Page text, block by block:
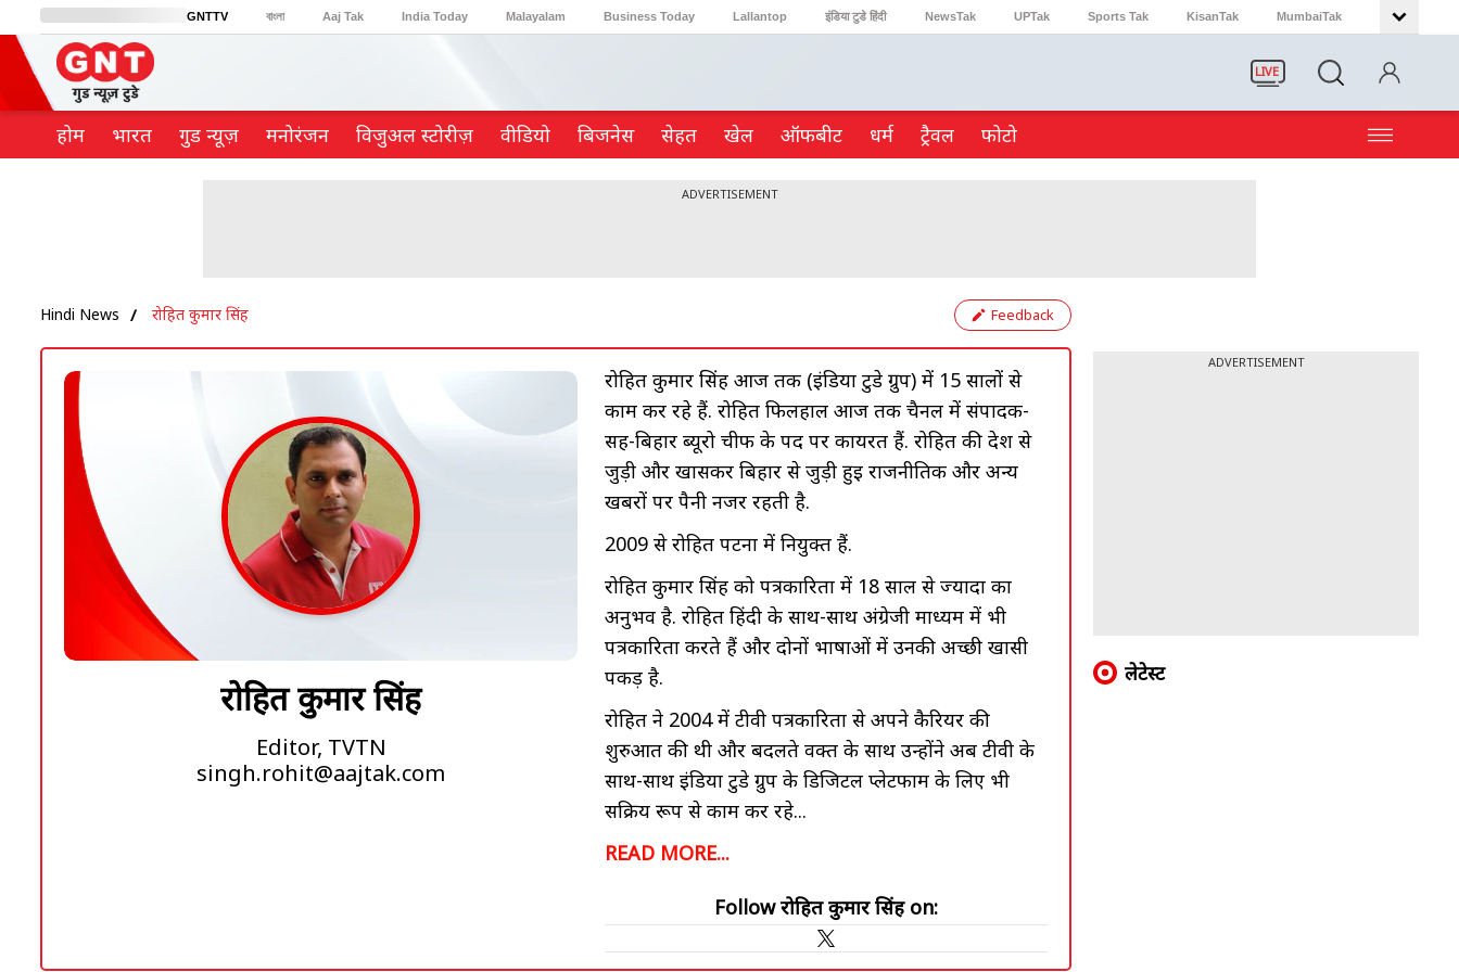
GNTTV বাংলা Aaj Tak India Today Malayalam Business Today Lallantop इंडिया टुडे हिंदी NewsTak UPTak Sports Tak KisanTak MumbaiTak
BT Bazaar Cosmopolitan
LIVE
होम भारत गुड न्यूज़ मनोरंजन विजुअल स्टोरीज़ वीडियो ब‍िजनेस सेहत खेल ऑफबीट धर्म ट्रैवल फोटो
ADVERTISEMENT
Hindi News रोहित कुमार सिंह Feedback
रोहित कुमार सिंह
Editor, TVTN
singh.rohit@aajtak.com
रोहित कुमार सिंह आज तक (इंडिया टुडे ग्रुप) में 15 सालों से
काम कर रहे हैं. रोहित फिलहाल आज तक चैनल में संपादक-
सह-बिहार ब्यूरो चीफ के पद पर कार्यरत हैं. रोहित की देश से
जुड़ी और खासकर बिहार से जुड़ी हुई राजनीतिक और अन्य
खबरों पर पैनी नजर रहती है.
2009 से रोहित पटना में नियुक्त हैं.
रोहित कुमार सिंह को पत्रकारिता में 18 साल से ज्यादा का
अनुभव है. रोहित हिंदी के साथ-साथ अंग्रेजी माध्यम में भी
पत्रकारिता करते हैं और दोनों भाषाओं में उनकी अच्छी खासी
पकड़ है.
रोहित ने 2004 में टीवी पत्रकारिता से अपने कैरियर की
शुरुआत की थी और बदलते वक्त के साथ उन्होंने अब टीवी के
साथ-साथ इंडिया टुडे ग्रुप के डिजिटल प्लेटफार्म के लिए भी
सक्रिय रूप से काम कर रहे...
READ MORE...
Follow रोहित कुमार सिंह on:
ADVERTISEMENT
लेटेस्ट